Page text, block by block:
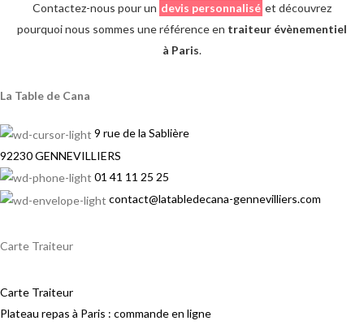
Contactez-nous pour un devis personnalisé et découvrez
pourquoi nous sommes une référence en traiteur évènementiel
à Paris.
La Table de Cana
9 rue de la Sablière
92230 GENNEVILLIERS
01 41 11 25 25
contact@latabledecana-gennevilliers.com
Carte Traiteur
Carte Traiteur
Plateau repas à Paris : commande en ligne